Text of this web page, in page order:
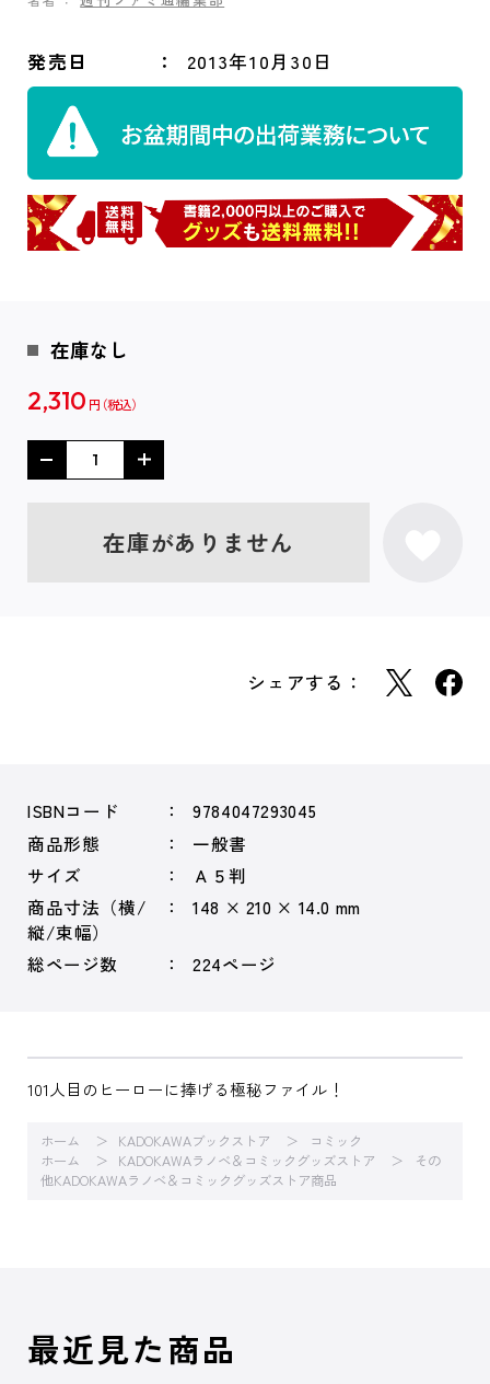
発売日 2013年10月30日
在庫なし
2,310 円
在庫がありません
シェアする：
ISBNコード
9784047293045
商品形態
一般書
サイズ
Ａ５判
商品寸法（横/
縦/束幅）
148 × 210 × 14.0 mm
総ページ数 224ページ
101人目のヒーローに捧げる極秘ファイル！
ホーム KADOKAWAブックストア
コミック
ホーム
KADOKAWAラノベ＆コミックグッズストア
その
他KADOKAWAラノベ＆コミックグッズストア商品
最近見た商品